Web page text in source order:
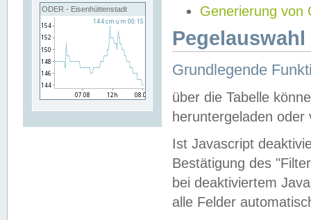
ODER - Eisenhüttenstadt
Generierung von
Grundlegende
über die Tabelle
heruntergeladen oder
Ist Javascript
Bestätigung des
bei deaktiviertem
alle Felder